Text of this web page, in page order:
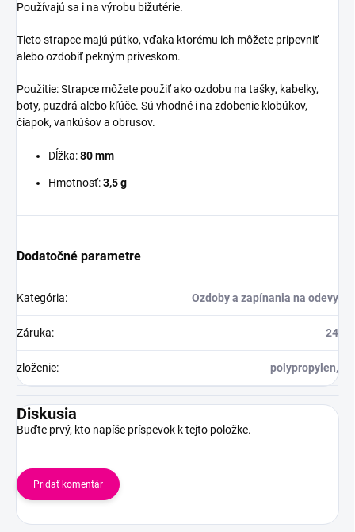
Používajú sa i na výrobu bižutérie.
Tieto strapce majú pútko, vďaka ktorému ich môžete pripevniť
alebo ozdobiť pekným príveskom.
Použitie: Strapce môžete použiť ako ozdobu na tašky, kabelky,
boty, puzdrá alebo kľúče. Sú vhodné i na zdobenie klobúkov,
čiapok, vankúšov a obrusov.
Dĺžka:80 mm
Hmotnosť:3,5 g
Dodatočné parametre
Kategória: Ozdoby a zapínania na odevy
Záruka: 24
zloženie: polypropylen,
Diskusia
Buďte prvý, kto napíše príspevok k tejto položke.
Pridať komentár